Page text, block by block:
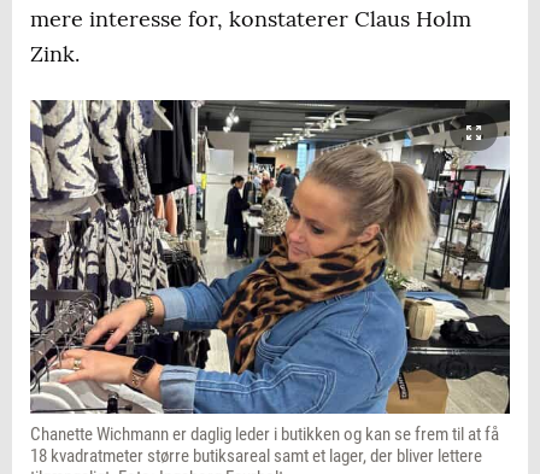
mere interesse for, konstaterer Claus Holm
Zink.
Chanette Wichmann er daglig leder i butikken og kan se frem til at få
18 kvadratmeter større butiksareal samt et lager, der bliver lettere